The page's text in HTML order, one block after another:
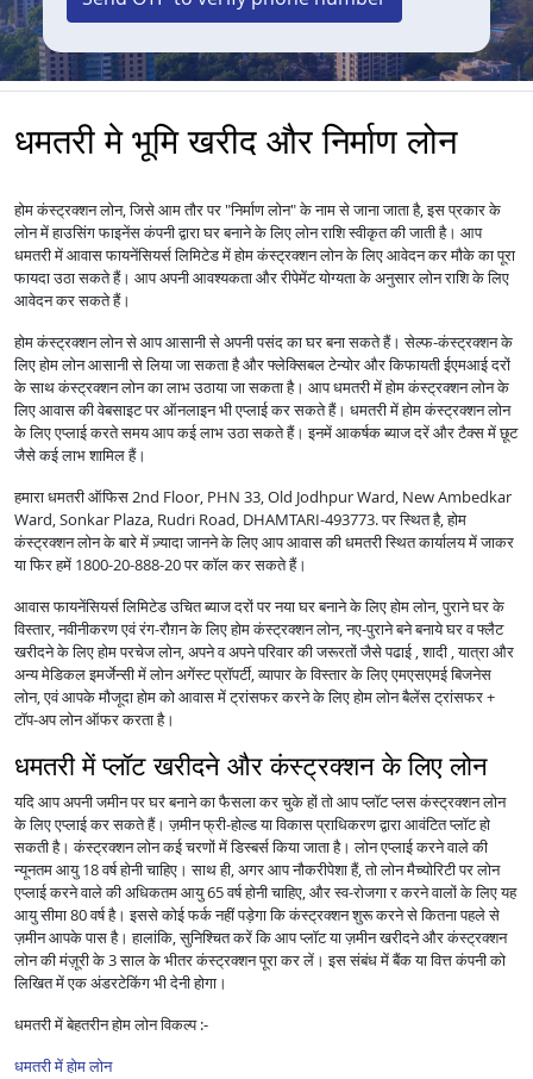
धमतरी मे भूमि खरीद और निर्माण लोन
होम कंस्ट्रक्शन लोन, जिसे आम तौर पर "निर्माण लोन" के नाम से जाना जाता है, इस प्रकार के
लोन में हाउसिंग फाइनेंस कंपनी द्वारा घर बनाने के लिए लोन राशि स्वीकृत की जाती है। आप
धमतरी में आवास फायनेंसियर्स लिमिटेड में होम कंस्ट्रक्शन लोन के लिए आवेदन कर मौके का पूरा
फायदा उठा सकते हैं। आप अपनी आवश्यकता और रीपेमेंट योग्यता के अनुसार लोन राशि के लिए
आवेदन कर सकते हैं।
होम कंस्ट्रक्शन लोन से आप आसानी से अपनी पसंद का घर बना सकते हैं। सेल्फ-कंस्ट्रक्शन के
लिए होम लोन आसानी से लिया जा सकता है और फ्लेक्सिबल टेन्योर और किफायती ईएमआई दरों
के साथ कंस्ट्रक्शन लोन का लाभ उठाया जा सकता है। आप धमतरी में होम कंस्ट्रक्शन लोन के
लिए आवास की वेबसाइट पर ऑनलाइन भी एप्लाई कर सकते हैं। धमतरी में होम कंस्ट्रक्शन लोन
के लिए एप्लाई करते समय आप कई लाभ उठा सकते हैं। इनमें आकर्षक ब्याज दरें और टैक्स में छूट
जैसे कई लाभ शामिल हैं।
हमारा धमतरी ऑफिस 2nd Floor, PHN 33, Old Jodhpur Ward, New Ambedkar
Ward, Sonkar Plaza, Rudri Road, DHAMTARI-493773. पर स्थित है, होम
कंस्ट्रक्शन लोन के बारे में ज़्यादा जानने के लिए आप आवास की धमतरी स्थित कार्यालय में जाकर
या फिर हमें 1800-20-888-20 पर कॉल कर सकते हैं।
आवास फायनेंसियर्स लिमिटेड उचित ब्याज दरों पर नया घर बनाने के लिए होम लोन, पुराने घर के
विस्तार, नवीनीकरण एवं रंग-रौग़न के लिए होम कंस्ट्रक्शन लोन, नए-पुराने बने बनाये घर व फ्लैट
खरीदने के लिए होम परचेज लोन, अपने व अपने परिवार की जरूरतों जैसे पढाई , शादी , यात्रा और
अन्य मेडिकल इमर्जेन्सी में लोन अगेंस्ट प्रॉपर्टी, व्यापार के विस्तार के लिए एमएसएमई बिजनेस
लोन, एवं आपके मौजूदा होम को आवास में ट्रांसफर करने के लिए होम लोन बैलेंस ट्रांसफर +
टॉप-अप लोन ऑफर करता है।
धमतरी में प्लॉट खरीदने और कंस्ट्रक्शन के लिए लोन
यदि आप अपनी जमीन पर घर बनाने का फैसला कर चुके हों तो आप प्लॉट प्लस कंस्ट्रक्शन लोन
के लिए एप्लाई कर सकते हैं। ज़मीन फ्री-होल्ड या विकास प्राधिकरण द्वारा आवंटित प्लॉट हो
सकती है। कंस्ट्रक्शन लोन कई चरणों में डिस्बर्स किया जाता है। लोन एप्लाई करने वाले की
न्यूनतम आयु 18 वर्ष होनी चाहिए। साथ ही, अगर आप नौकरीपेशा हैं, तो लोन मैच्योरिटी पर लोन
एप्लाई करने वाले की अधिकतम आयु 65 वर्ष होनी चाहिए, और स्व-रोजगा र करने वालों के लिए यह
आयु सीमा 80 वर्ष है। इससे कोई फर्क नहीं पड़ेगा कि कंस्ट्रक्शन शुरू करने से कितना पहले से
ज़मीन आपके पास है। हालांकि, सुनिश्चित करें कि आप प्लॉट या ज़मीन खरीदने और कंस्ट्रक्शन
लोन की मंज़ूरी के 3 साल के भीतर कंस्ट्रक्शन पूरा कर लें। इस संबंध में बैंक या वित्त कंपनी को
लिखित में एक अंडरटेकिंग भी देनी होगा।
धमतरी में बेहतरीन होम लोन विकल्प :-
धमतरी में होम लोन